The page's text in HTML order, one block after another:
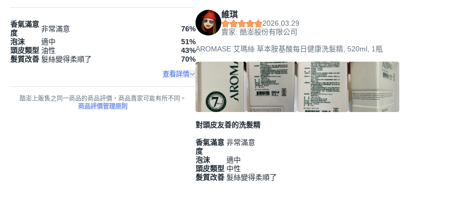
香氣滿意
度
非常滿意 76%
泡沫
適中 51%
頭皮類型 油性 43%
髮質改善 髮絲變得柔順了 70%
查看詳情
酷澎上販售之同一商品的商品評價，商品賣家可能有所不同。
商品評價管理原則
維琪
2026.03.29
賣家: 酷澎股份有限公司
AROMASE 艾瑪絲 草本胺基酸每日健康洗髮精, 520ml, 1瓶
對頭皮友善的洗髮精
香氣滿意
度
非常滿意
泡沫
適中
頭皮類型 中性
髮質改善 髮絲變得柔順了